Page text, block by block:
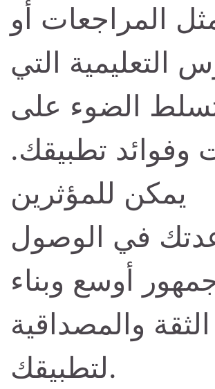
المراجعات أو
التعليمية التي
الضوء على
وفوائد تطبيقك.
يمكن للمؤثرين
في الوصول
أوسع وبناء
الثقة والمصداقية
لتطبيقك.